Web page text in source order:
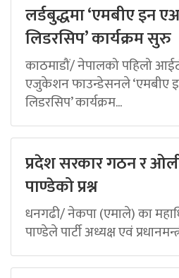
लर्डबुद्धमा ‘एमबीए इन
लिडरसिप’ कार्यक्रम सुरु
काठमाडौं/ नेपालको पहिलो
एजुकेशन फाउन्डेसनले ‘एमबीए
लिडरसिप’ कार्यक्रम...
प्रदेश सरकार गठन र
पाण्डेको प्रश्न
धनगढी/ नेकपा (एमाले) का
पाण्डेले पार्टी अध्यक्ष एवं